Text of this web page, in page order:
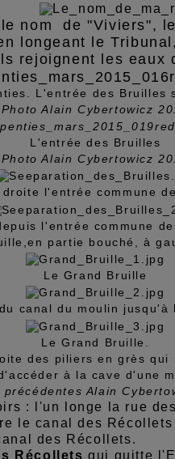
nom de "Viviers",
longeant le
rejoignent les eaux
L'entrée des Bruilles
Photo Alain Cybertowicz
L'entrée des Bruilles
Photo Alain Cybertowicz
l'entrée commune
l'entrée commune
partie bouché, à
Le Grand Bruille
canal du moulin jusqu'à
Le Grand Bruille.
des piliers en grès qui
à la cave d'une
précédentes Alain
: l'un longe la rue
le canal des
des Récollets.
Récollets qui quitte